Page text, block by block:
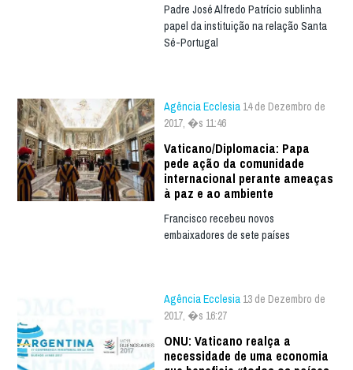
Padre José Alfredo Patrício sublinha
papel da instituição na relação Santa
Sé-Portugal
Agência Ecclesia 14 de Dezembro de
2017, �s 11:46
Vaticano/Diplomacia: Papa
pede ação da comunidade
internacional perante ameaças
à paz e ao ambiente
Francisco recebeu novos
embaixadores de sete países
Agência Ecclesia 13 de Dezembro de
2017, �s 16:27
ONU: Vaticano realça a
necessidade de uma economia